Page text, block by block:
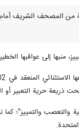
من المصحف الشريف
منبها إلى عواقبها
والتعصب والتمييز"؛